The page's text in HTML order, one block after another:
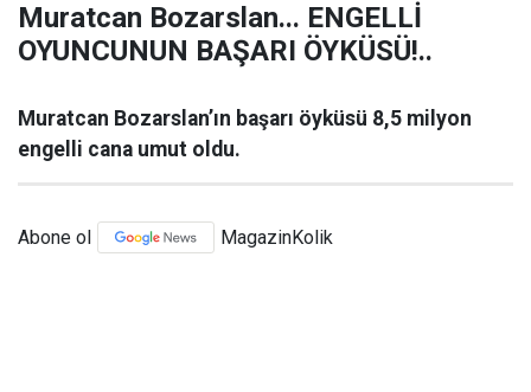
Muratcan Bozarslan... ENGELLİ
OYUNCUNUN BAŞARI ÖYKÜSÜ!..
Muratcan Bozarslan’ın başarı öyküsü 8,5 milyon
engelli cana umut oldu.
Abone ol MagazinKolik